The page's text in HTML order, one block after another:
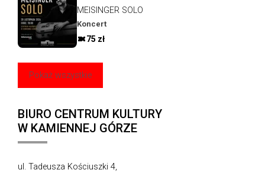
MEISINGER SOLO
Koncert
75 zł
Pokaż wszystkie
BIURO CENTRUM KULTURY
W KAMIENNEJ GÓRZE
ul. Tadeusza Kościuszki 4,